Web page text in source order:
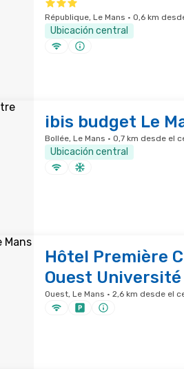
République, Le Mans · 0,6 km
Ubicación central
ibis budget Le
Bollée, Le Mans · 0,7 km desde el
Ubicación central
Hôtel Première
Ouest Université
Ouest, Le Mans · 2,6 km desde el